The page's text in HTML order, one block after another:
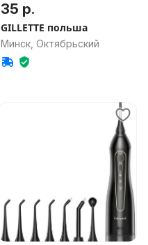
35 р.
GILLETTE польша
Минск, Октябрьский